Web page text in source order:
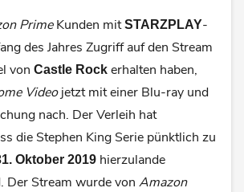
PrimeKunden mitSTARZPLAY-
des Jahres Zugriff auf den Stream
von Castle Rock erhalten haben,
Videojetzt mit einer Blu-ray und
nach. Der Verleih hat
die Stephen King Serie pünktlich zu
Oktober 2019 hierzulande
Der Stream wurde von Amazon